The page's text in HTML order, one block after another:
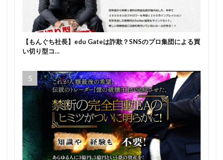
【もんぐち社長】edu Gateは詐欺？SNSのプロ集団による買
い切り型コ…